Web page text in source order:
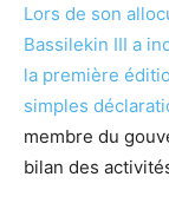
Lors de son
Bassilekin III a
la première
simples
membre du
bilan des